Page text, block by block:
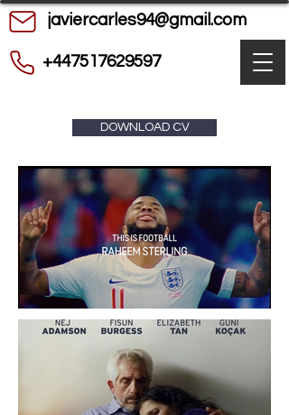
javiercarles94@gmail.com
+447517629597
DOWNLOAD CV